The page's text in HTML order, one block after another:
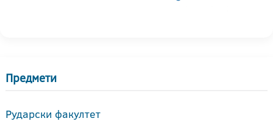
Предмети
Рударски факултет